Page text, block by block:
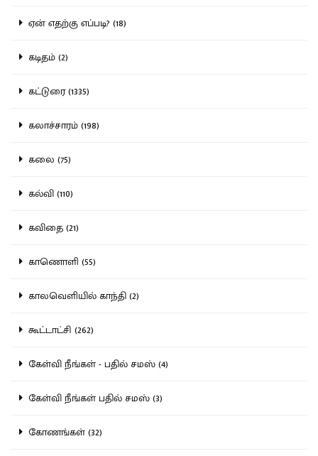
ஏன் எதற்கு எப்படி? (18)
கடிதம் (2)
கட்டுரை (1335)
கலாச்சாரம் (198)
கலை (75)
கல்வி (110)
கவிதை (21)
காணொளி (55)
காலவெளியில் காந்தி (2)
கூட்டாட்சி (262)
கேள்வி நீங்கள் - பதில் சமஸ் (4)
கேள்வி நீங்கள் பதில் சமஸ் (3)
கோணங்கள் (32)